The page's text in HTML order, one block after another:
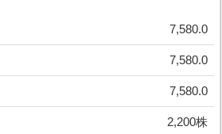
7,580.0
7,580.0
7,580.0
2,200株